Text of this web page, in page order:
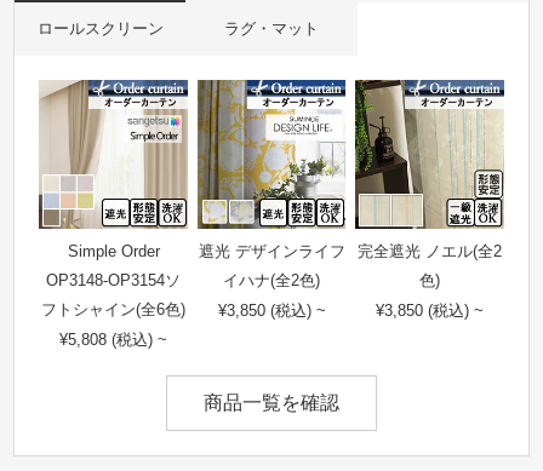
ロールスクリーン ラグ・マット
Simple Order
OP3148-OP3154ソ
フトシャイン(全6色)
¥5,808 (税込) ~
遮光 デザインライフ
イハナ(全2色)
¥3,850 (税込) ~
完全遮光 ノエル(全2
色)
¥3,850 (税込) ~
商品一覧を確認